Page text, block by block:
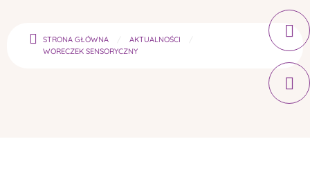
STRONA GŁÓWNA
AKTUALNOŚCI
WORECZEK SENSORYCZNY